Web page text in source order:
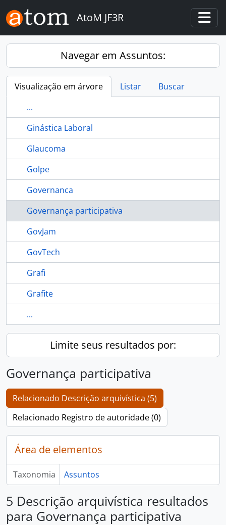
Skip to main content
AtoM JF3R
Navegar em Assuntos:
Visualização em árvore Listar
Buscar
...
Ginástica Laboral
Glaucoma
Golpe
Governanca
Governança participativa
GovJam
GovTech
Grafi
Grafite
...
Limite seus resultados por:
Governança participativa
Relacionado Descrição arquivística (5)
Relacionado Registro de autoridade (0)
Área de elementos
Taxonomia Assuntos
5 Descrição arquivística resultados
para Governança participativa